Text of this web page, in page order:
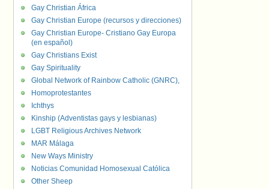
Gay Christian África
Gay Christian Europe (recursos y direcciones)
Gay Christian Europe- Cristiano Gay Europa
(en español)
Gay Christians Exist
Gay Spirituality
Global Network of Rainbow Catholic (GNRC),
Homoprotestantes
Ichthys
Kinship (Adventistas gays y lesbianas)
LGBT Religious Archives Network
MAR Málaga
New Ways Ministry
Noticias Comunidad Homosexual Católica
Other Sheep